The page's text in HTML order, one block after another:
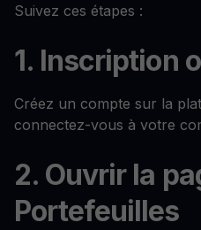
Suivez ces étapes :
1. Inscription
Créez un compte sur la
connectez-vous à votre
2. Ouvrir la
Portefeuilles